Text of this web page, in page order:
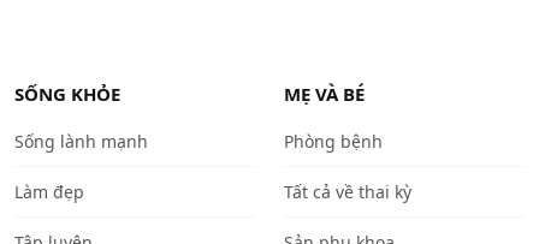
SỐNG KHỎE
Sống lành mạnh
Làm đẹp
MẸ VÀ BÉ
Phòng bệnh
Tất cả về thai kỳ